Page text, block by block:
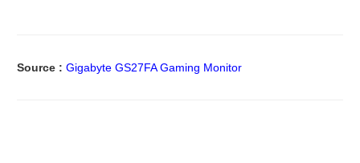
Source : Gigabyte GS27FA Gaming Monitor